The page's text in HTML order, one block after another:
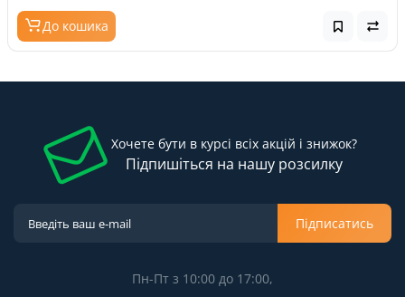
До кошика
Хочете бути в курсі всіх акцій і знижок?
Підпишіться на нашу розсилку
Підписатись
Пн-Пт з 10:00 до 17:00,